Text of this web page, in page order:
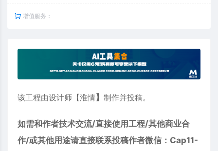
增值服务：
该工程由设计师【淮情】 制作并投稿。
如需和作者技术交流/直接使用工程/其他商业合
作/或其他用途请直接联系投稿作者微信：Cap11-